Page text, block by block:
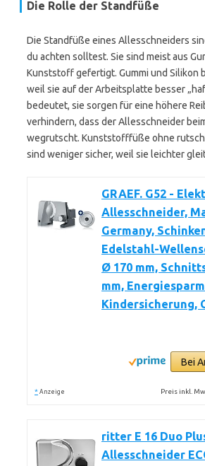
Die Rolle der Standfüße
Die Standfüße eines Allesschneiders
du achten solltest. Sie sind meist aus
Kunststoff gefertigt. Gummi und Silikon
weil sie auf der Arbeitsplatte besser
bedeutet, sie sorgen für eine höhere
verhindern, dass der Allesschneider
wegrutscht. Kunststofffüße ohne
sind weniger sicher, weil sie leichter
GRAEF. G52 -
Allesschneider,
Germany,
Edelstahl-
Ø 170 mm,
mm,
Kindersicherung,
Bei
* Anzeige Preis inkl.
ritter E 16 Duo
Allesschneider